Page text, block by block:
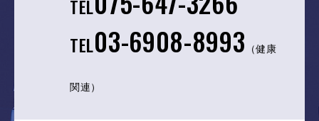
TEL
TEL03-6908-8993 （健康
関連）